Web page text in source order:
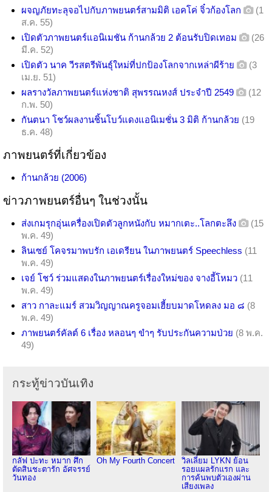
ผจญภัยทะลุจอไปกับภาพยนตร์สามมิติ เอคโค่ จิ๋วก้องโลก
(1
ส.ค. 55)
เปิดตัวภาพยนตร์แอนิเมชัน ก้านกล้วย 2 ต้อนรับปิดเทอม
(26
มี.ค. 52)
เปิดตัว นาค วีรสตรีพันธุ์ใหม่ที่ปกป้องโลกจากเหล่าผีร้าย
(3
เม.ย. 51)
ผลรางวัลภาพยนตร์แห่งชาติ สุพรรณหงส์ ประจำปี 2549
(12
ก.พ. 50)
กันตนา โชว์ผลงานชิ้นโบว์แดงแอนิเมชั่น 3 มิติ ก้านกล้วย (19
ธ.ค. 48)
ภาพยนตร์ที่เกี่ยวข้อง
ก้านกล้วย (2006)
ข่าวภาพยนตร์อื่นๆ ในช่วงนั้น
ส่งเกมรุกอุ่นเครื่องเปิดตัวลูกหนังกับ หมากเตะ..โลกตะลึง
(15
พ.ค. 49)
ลินเซย์ โคจรมาพบรัก เอเดรียน ในภาพยนตร์ Speechless (11
พ.ค. 49)
เจย์ โชว์ ร่วมแสดงในภาพยนตร์เรื่องใหม่ของ จางอี้โหมว (11
พ.ค. 49)
สาว กาละแมร์ สวมวิญญาณครูจอมเฮี้ยบมาดโหดลง มอ ๘ (8
พ.ค. 49)
ภาพยนตร์คัลต์ 6 เรื่อง หลอนๆ ขำๆ รับประกันความป่วย (8 พ.ค.
49)
กระทู้ข่าวบันเทิง
กลัฟ ปะทะ หมาก ศึก
ตัดสินชะตารัก อัศจรรย์
วันทอง
Oh My Fourth Concert
วิลเลี่ยม LYKN ย้อน
รอยแผลรักแรก และ
การค้นพบตัวเองผ่าน
เสียงเพลง